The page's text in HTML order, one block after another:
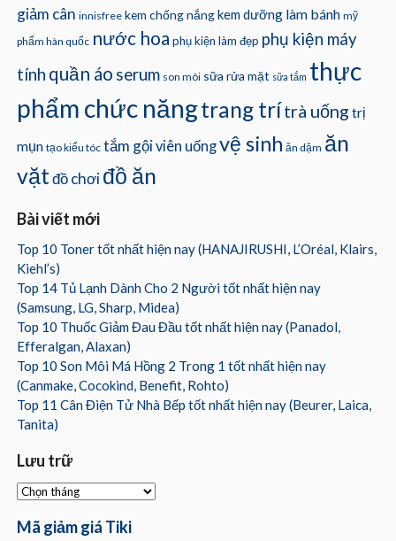
giảm cân innisfree kem chống nắngkem dưỡng làm bánh mỹ
phẩm hàn quốc nước hoa phụ kiện làm đẹp phụ kiện máy
tính quần áo serum son môi sữa rửa mặt sữa tắm thực
phẩm chức năngtrang trítrà uống trị
mụn tạo kiểu tóc tắm gộiviên uốngvệ sinh ăn dặm ăn
vặtđồ chơi đồ ăn
Bài viết mới
Top 10 Toner tốt nhất hiện nay (HANAJIRUSHI, L’Oréal, Klairs,
Kiehl’s)
Top 14 Tủ Lạnh Dành Cho 2 Người tốt nhất hiện nay
(Samsung, LG, Sharp, Midea)
Top 10 Thuốc Giảm Đau Đầu tốt nhất hiện nay (Panadol,
Efferalgan, Alaxan)
Top 10 Son Môi Má Hồng 2 Trong 1 tốt nhất hiện nay
(Canmake, Cocokind, Benefit, Rohto)
Top 11 Cân Điện Tử Nhà Bếp tốt nhất hiện nay (Beurer, Laica,
Tanita)
Lưu trữ
Lưu
Mã giảm giá Tiki